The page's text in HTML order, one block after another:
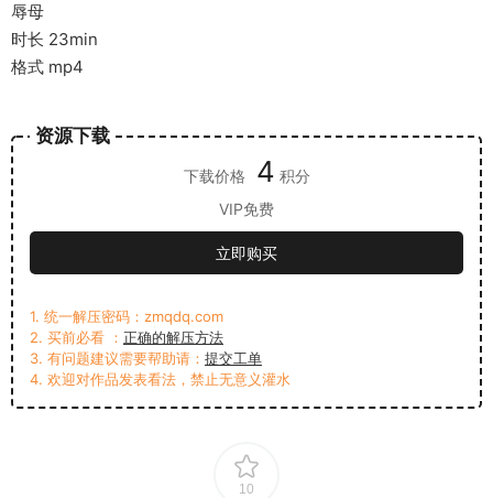
辱母
时长 23min
格式 mp4
资源下载
下载价格 4 积分
VIP免费
立即购买
1. 统一解压密码：zmqdq.com
2. 买前必看 ： 正确的解压方法
3. 有问题建议需要帮助请： 提交工单
4. 欢迎对作品发表看法，禁止无意义灌水
10